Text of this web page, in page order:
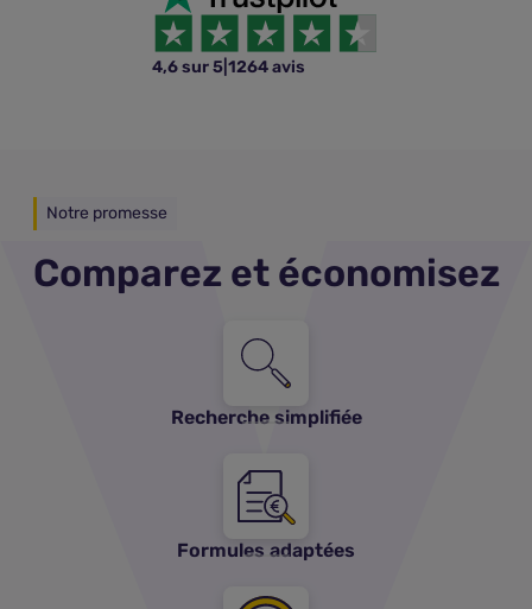
4,6 sur 5 1264 avis
Notre promesse
Comparez et économisez
Recherche simplifiée
Formules adaptées